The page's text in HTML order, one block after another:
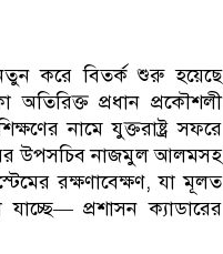
নতুন করে বিতর্ক শুরু হয়েছে
অতিরিক্ত প্রধান প্রকৌশলী
নামে যুক্তরাষ্ট্র সফরে
উপসচিব নাজমুল আলমসহ
রক্ষণাবেক্ষণ, যা মূলত
যাচ্ছে— প্রশাসন ক্যাডারের